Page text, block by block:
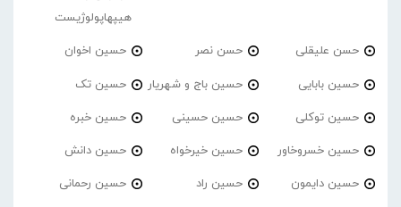
هیپهاپولوژیست
حسن علیقلی حسن نصر حسین اخوان
حسین بابایی حسین باج و شهریار حسین تک
حسین توکلی حسین حسینی حسین خبره
حسین خسروخاور حسین خیرخواه حسین دانش
حسین دایمون حسین راد حسین رحمانی